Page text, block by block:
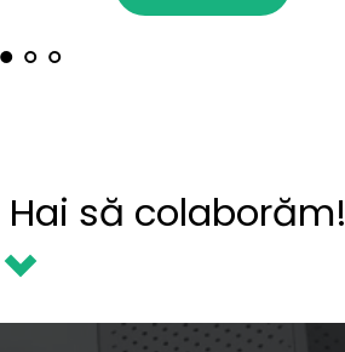
Hai să colaborăm!